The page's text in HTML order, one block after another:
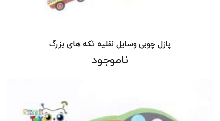
پازل چوبی وسایل نقلیه تکه های بزرگ
ناموجود